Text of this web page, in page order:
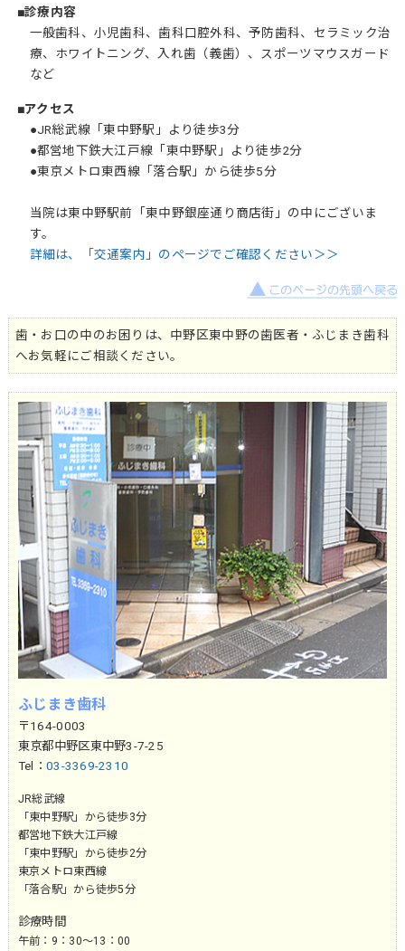
■診療内容
一般歯科、小児歯科、歯科口腔外科、予防歯科、セラミック治
療、ホワイトニング、入れ歯（義歯）、スポーツマウスガード
など
■アクセス
●JR総武線「東中野駅」より徒歩3分
●都営地下鉄大江戸線「東中野駅」より徒歩2分
●東京メトロ東西線「落合駅」から徒歩5分
当院は東中野駅前「東中野銀座通り商店街」の中にございま
す。
詳細は、「交通案内」のページでご確認ください＞＞
歯・お口の中のお困りは、中野区東中野の歯医者・ふじまき歯科
へお気軽にご相談ください。
ふじまき歯科
〒164-0003
東京都中野区東中野3-7-25
Tel：03-3369-2310
JR総武線
「東中野駅」から徒歩3分
都営地下鉄大江戸線
「東中野駅」から徒歩2分
東京メトロ東西線
「落合駅」から徒歩5分
診療時間
午前：9：30～13：00